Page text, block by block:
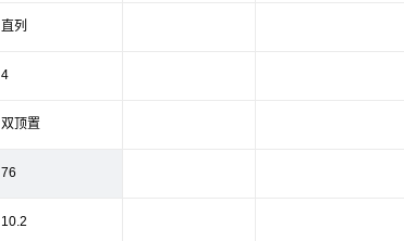
直列
4
双顶置
76
10.2